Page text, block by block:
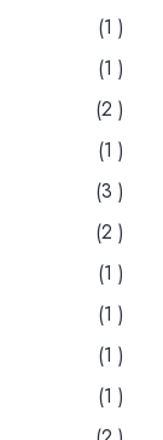
(1 )
(1 )
(2 )
(1 )
(3 )
(2 )
(1 )
(1 )
(1 )
(1 )